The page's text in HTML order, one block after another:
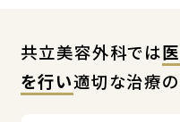
共立美容外科では
を行い適切な治療の